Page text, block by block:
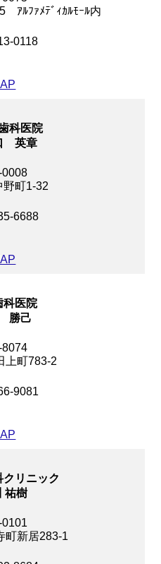
ｱﾙﾌｧﾒﾃﾞｨｶﾙﾓｰﾙ内
0118
科医院
英章
野町1-32
6688
科医院
勝己
上町783-2
9081
クリニック
祐樹
町新居283-1